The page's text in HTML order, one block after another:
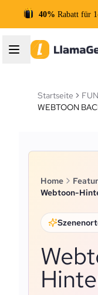
40% Rabatt für
Startseite
WEBTOON
Home
Webtoon-